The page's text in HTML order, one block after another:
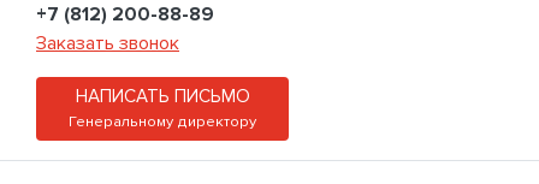
+7 (812) 200-88-89
Заказать звонок
НАПИСАТЬ ПИСЬМО
Генеральному директору